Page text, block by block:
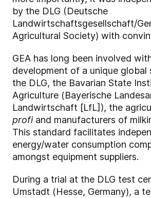
by the DLG (Deutsche
Landwirtschaftsgesellschaft/
Agricultural Society) with
GEA has long been involved
development of a unique global
the DLG, the Bavarian State
Agriculture (Bayerische
Landwirtschaft [LfL]), the
profiand manufacturers of
This standard facilitates
energy/water consumption
amongst equipment suppliers.
During a trial at the DLG test
Umstadt (Hesse, Germany), a